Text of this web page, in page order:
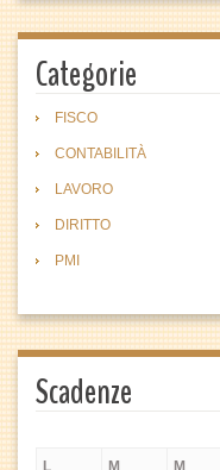
Categorie
FISCO
CONTABILITÀ
LAVORO
DIRITTO
PMI
Scadenze
L
M M